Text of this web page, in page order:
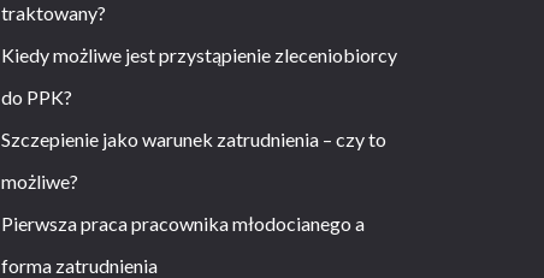
traktowany?
Kiedy możliwe jest przystąpienie zleceniobiorcy
do PPK?
Szczepienie jako warunek zatrudnienia – czy to
możliwe?
Pierwsza praca pracownika młodocianego a
forma zatrudnienia